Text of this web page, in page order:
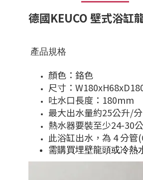
德國KEUCO 壁式浴缸
產品規格
顏色：鉻色
尺寸：
吐水口長度：180mm
最大出水量約25公升/分
熱水器要裝至少24-30
此浴缸出水，為 4 分管
需購買埋壁龍頭或冷熱